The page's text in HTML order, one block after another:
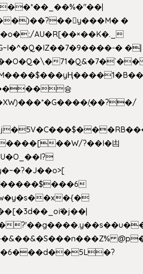
�
AU�R[��×��K�._
� �|
슝
̨��?�/
��W/?��I�凷